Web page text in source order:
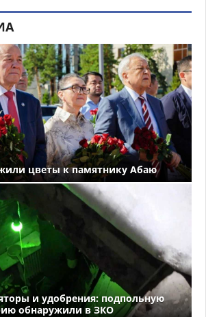
цветы к памятнику Абаю
и удобрения: подпольную
обнаружили в ЗКО